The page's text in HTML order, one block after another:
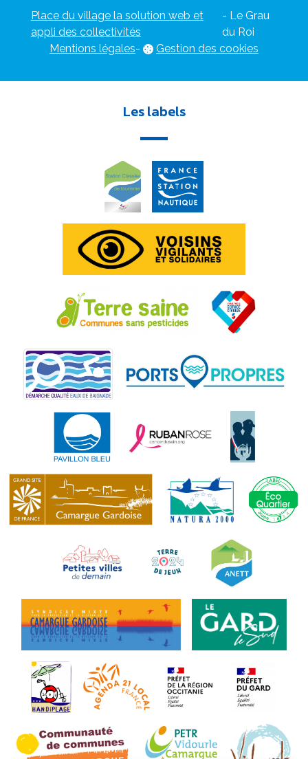
Place du village la solution web et
appli des collectivités
- Le Grau
du Roi
Mentions légales- Gestion des cookies
Les labels